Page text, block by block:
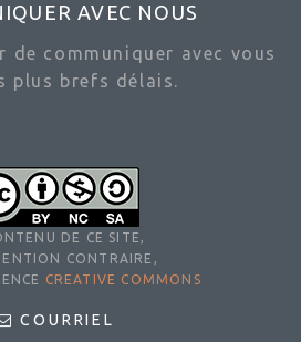
AVEC NOUS
communiquer avec vous
plus brefs délais.
DE CE SITE,
CONTRAIRE,
CREATIVE COMMONS
COURRIEL